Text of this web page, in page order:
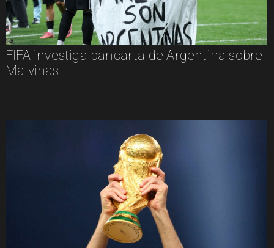
FIFA investiga pancarta de Argentina sobre
Malvinas